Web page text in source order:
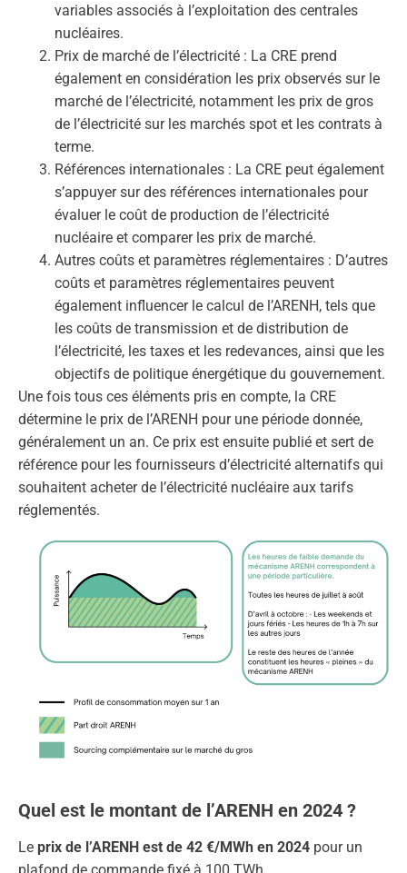
variables associés à l’exploitation des centrales
nucléaires.
Prix de marché de l’électricité : La CRE prend
également en considération les prix observés sur le
marché de l’électricité, notamment les prix de gros
de l’électricité sur les marchés spot et les contrats à
terme.
Références internationales : La CRE peut également
s’appuyer sur des références internationales pour
évaluer le coût de production de l’électricité
nucléaire et comparer les prix de marché.
Autres coûts et paramètres réglementaires : D’autres
coûts et paramètres réglementaires peuvent
également influencer le calcul de l’ARENH, tels que
les coûts de transmission et de distribution de
l’électricité, les taxes et les redevances, ainsi que les
objectifs de politique énergétique du gouvernement.
Une fois tous ces éléments pris en compte, la CRE
détermine le prix de l’ARENH pour une période donnée,
généralement un an. Ce prix est ensuite publié et sert de
référence pour les fournisseurs d’électricité alternatifs qui
souhaitent acheter de l’électricité nucléaire aux tarifs
réglementés.
Quel est le montant de l’ARENH en 2024 ?
Le prix de l’ARENH est de 42 €/MWh en 2024 pour un